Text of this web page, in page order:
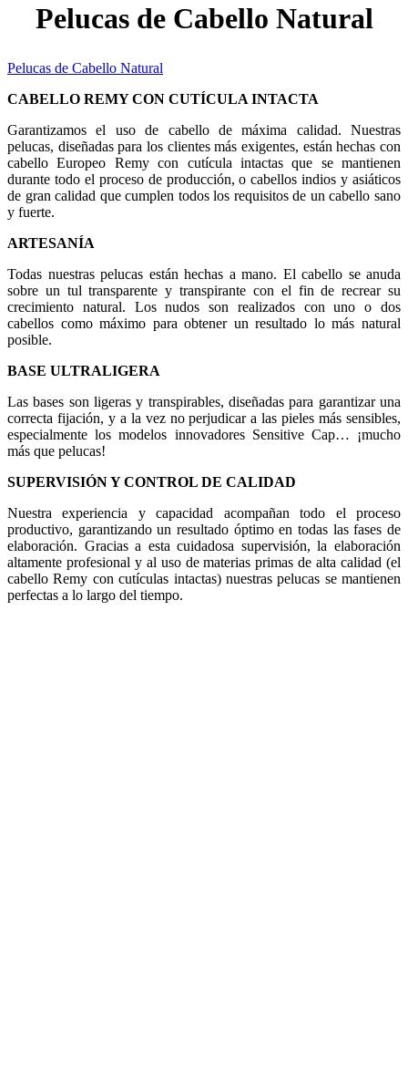
Pelucas de Cabello Natural
Pelucas de Cabello Natural
CABELLO REMY CON CUTÍCULA INTACTA
Garantizamos el uso de cabello de máxima calidad. Nuestras
pelucas, diseñadas para los clientes más exigentes, están hechas con
cabello Europeo Remy con cutícula intactas que se mantienen
durante todo el proceso de producción, o cabellos indios y asiáticos
de gran calidad que cumplen todos los requisitos de un cabello sano
y fuerte.
ARTESANÍA
Todas nuestras pelucas están hechas a mano. El cabello se anuda
sobre un tul transparente y transpirante con el fin de recrear su
crecimiento natural. Los nudos son realizados con uno o dos
cabellos como máximo para obtener un resultado lo más natural
posible.
BASE ULTRALIGERA
Las bases son ligeras y transpirables, diseñadas para garantizar una
correcta fijación, y a la vez no perjudicar a las pieles más sensibles,
especialmente los modelos innovadores Sensitive Cap… ¡mucho
más que pelucas!
SUPERVISIÓN Y CONTROL DE CALIDAD
Nuestra experiencia y capacidad acompañan todo el proceso
productivo, garantizando un resultado óptimo en todas las fases de
elaboración. Gracias a esta cuidadosa supervisión, la elaboración
altamente profesional y al uso de materias primas de alta calidad (el
cabello Remy con cutículas intactas) nuestras pelucas se mantienen
perfectas a lo largo del tiempo.